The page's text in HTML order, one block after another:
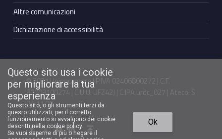
Altre comunicazioni
Dichiarazione di accessibilità
© 2021 Unioncamere | P.IVA 02406800272 | C.F.
80009100274 | C.U.U. UFZ42J | C.IPA urdc_027 | Ateco: S
94.11.00
Facebook Unioncamere VenetoTwitter Unioncamere VenetoYoutube Unioncamere VenetoLinkedin Unioncamere Veneto Torna in cima ↑
Questo sito usa i cookie
per migliorare la tua
esperienza
Questo sito, o gli strumenti terzi da
questo utilizzati, per il corretto
funzionamento si avvalgono dei cookie
descritti nella cookie policy.
Se vuoi saperne di più o negare il
Ok